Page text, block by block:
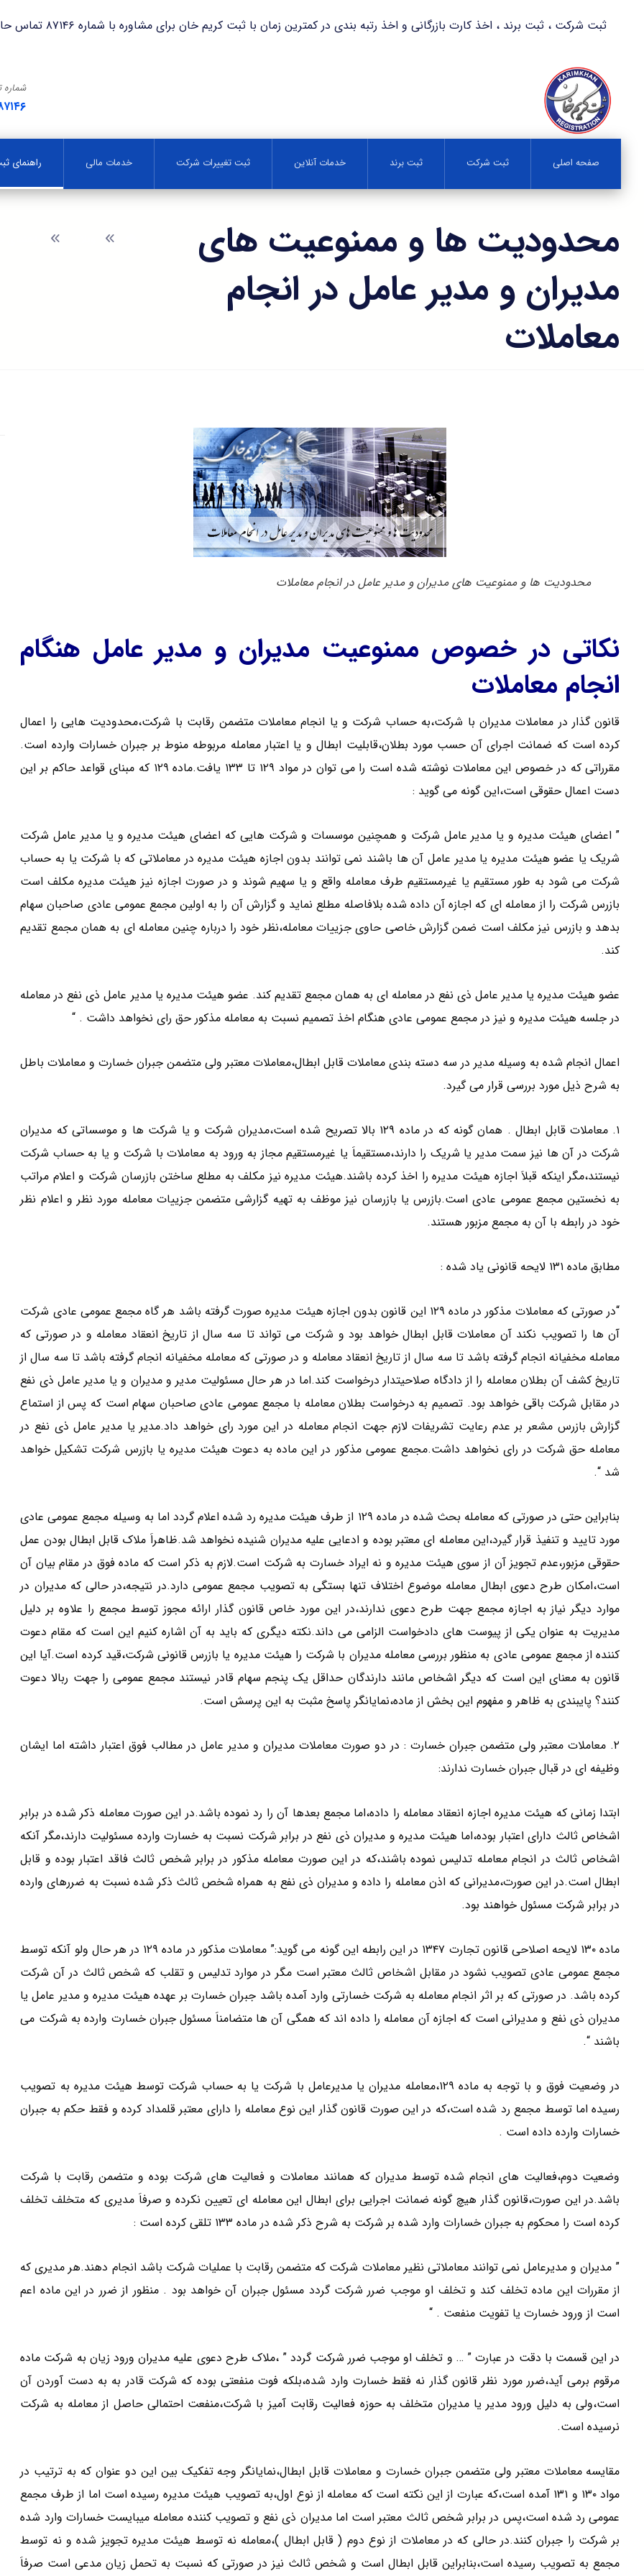
ثبت شرکت ، ثبت برند ، اخذ کارت بازرگانی و اخذ رتبه بندی در کمترین زمان با ثبت کریم خان برای مشاوره با شماره ۸۷۱۴۶ تماس حاصل فرمایید.
صفحه اصلی ثبت شرکت ثبت برند خدمات آنلاین ثبت تغییرات شرکت خدمات مالی راهنمای
محدودیت ها و ممنوعیت های
مدیران و مدیر عامل در انجام
معاملات
محدودیت ها و ممنوعیت های مدیران و مدیر عامل در انجام معاملات
نکاتی در خصوص ممنوعیت مدیران و مدیر عامل هنگام
انجام معاملات
قانون گذار در معاملات مدیران با شرکت،به حساب شرکت و یا انجام معاملات متضمن رقابت با شرکت،محدودیت هایی را اعمال
کرده است که ضمانت اجرای آن حسب مورد بطلان،قابلیت ابطال و یا اعتبار معامله مربوطه منوط بر جبران خسارات وارده است.
مقرراتی که در خصوص این معاملات نوشته شده است را می توان در مواد ۱۲۹ تا ۱۳۳ یافت.ماده ۱۲۹ که مبنای قواعد حاکم بر این
دست اعمال حقوقی است،این گونه می گوید :
” اعضای هیئت مدیره و یا مدیر عامل شرکت و همچنین موسسات و شرکت هایی که اعضای هیئت مدیره و یا مدیر عامل شرکت
شریک یا عضو هیئت مدیره یا مدیر عامل آن ها باشند نمی توانند بدون اجازه هیئت مدیره در معاملاتی که با شرکت یا به حساب
شرکت می شود به طور مستقیم یا غیرمستقیم طرف معامله واقع و یا سهیم شوند و در صورت اجازه نیز هیئت مدیره مکلف است
بازرس شرکت را از معامله ای که اجازه آن داده شده بلافاصله مطلع نماید و گزارش آن را به اولین مجمع عمومی عادی صاحبان سهام
بدهد و بازرس نیز مکلف است ضمن گزارش خاصی حاوی جزییات معامله،نظر خود را درباره چنین معامله ای به همان مجمع تقدیم
کند.
عضو هیئت مدیره یا مدیر عامل ذی نفع در معامله ای به همان مجمع تقدیم کند. عضو هیئت مدیره یا مدیر عامل ذی نفع در معامله
در جلسه هیئت مدیره و نیز در مجمع عمومی عادی هنگام اخذ تصمیم نسبت به معامله مذکور حق رای نخواهد داشت . “
اعمال انجام شده به وسیله مدیر در سه دسته بندی معاملات قابل ابطال،معاملات معتبر ولی متضمن جبران خسارت و معاملات باطل
به شرح ذیل مورد بررسی قرار می گیرد.
۱. معاملات قابل ابطال . همان گونه که در ماده ۱۲۹ بالا تصریح شده است،مدیران شرکت و یا شرکت ها و موسساتی که مدیران
شرکت در آن ها نیز سمت مدیر یا شریک را دارند،مستقیماَ یا غیرمستقیم مجاز به ورود به معاملات با شرکت و یا به حساب شرکت
نیستند،مگر اینکه قبلاَ اجازه هیئت مدیره را اخذ کرده باشند.هیئت مدیره نیز مکلف به مطلع ساختن بازرسان شرکت و اعلام مراتب
به نخستین مجمع عمومی عادی است.بازرس یا بازرسان نیز موظف به تهیه گزارشی متضمن جزییات معامله مورد نظر و اعلام نظر
خود در رابطه با آن به مجمع مزبور هستند.
مطابق ماده ۱۳۱ لایحه قانونی یاد شده :
“در صورتی که معاملات مذکور در ماده ۱۲۹ این قانون بدون اجازه هیئت مدیره صورت گرفته باشد هر گاه مجمع عمومی عادی شرکت
آن ها را تصویب نکند آن معاملات قابل ابطال خواهد بود و شرکت می تواند تا سه سال از تاریخ انعقاد معامله و در صورتی که
معامله مخفیانه انجام گرفته باشد تا سه سال از تاریخ انعقاد معامله و در صورتی که معامله مخفیانه انجام گرفته باشد تا سه سال از
تاریخ کشف آن بطلان معامله را از دادگاه صلاحیتدار درخواست کند.اما در هر حال مسئولیت مدیر و مدیران و یا مدیر عامل ذی نفع
در مقابل شرکت باقی خواهد بود. تصمیم به درخواست بطلان معامله با مجمع عمومی عادی صاحبان سهام است که پس از استماع
گزارش بازرس مشعر بر عدم رعایت تشریفات لازم جهت انجام معامله در این مورد رای خواهد داد.مدیر یا مدیر عامل ذی نفع در
معامله حق شرکت در رای نخواهد داشت.مجمع عمومی مذکور در این ماده به دعوت هیئت مدیره یا بازرس شرکت تشکیل خواهد
شد “.
بنابراین حتی در صورتی که معامله بحث شده در ماده ۱۲۹ از طرف هیئت مدیره رد شده اعلام گردد اما به وسیله مجمع عمومی عادی
مورد تایید و تنفیذ قرار گیرد،این معامله ای معتبر بوده و ادعایی علیه مدیران شنیده نخواهد شد.ظاهراَ ملاک قابل ابطال بودن عمل
حقوقی مزبور،عدم تجویز آن از سوی هیئت مدیره و نه ایراد خسارت به شرکت است.لازم به ذکر است که ماده فوق در مقام بیان آن
است،امکان طرح دعوی ابطال معامله موضوع اختلاف تنها بستگی به تصویب مجمع عمومی دارد.در نتیجه،در حالی که مدیران در
موارد دیگر نیاز به اجازه مجمع جهت طرح دعوی ندارند،در این مورد خاص قانون گذار ارائه مجوز توسط مجمع را علاوه بر دلیل
مدیریت به عنوان یکی از پیوست های دادخواست الزامی می داند.نکته دیگری که باید به آن اشاره کنیم این است که مقام دعوت
کننده از مجمع عمومی عادی به منظور بررسی معامله مدیران با شرکت را هیئت مدیره یا بازرس قانونی شرکت،قید کرده است.آیا این
قانون به معنای این است که دیگر اشخاص مانند دارندگان حداقل یک پنجم سهام قادر نیستند مجمع عمومی را جهت ربالا دعوت
کنند؟ پایبندی به ظاهر و مفهوم این بخش از ماده،نمایانگر پاسخ مثبت به این پرسش است.
۲. معاملات معتبر ولی متضمن جبران خسارت : در دو صورت معاملات مدیران و مدیر عامل در مطالب فوق اعتبار داشته اما ایشان
وظیفه ای در قبال جبران خسارت ندارند:
ابتدا زمانی که هیئت مدیره اجازه انعقاد معامله را داده،اما مجمع بعدها آن را رد نموده باشد.در این صورت معامله ذکر شده در برابر
اشخاص ثالث دارای اعتبار بوده،اما هیئت مدیره و مدیران ذی نفع در برابر شرکت نسبت به خسارت وارده مسئولیت دارند،مگر آنکه
اشخاص ثالث در انجام معامله تدلیس نموده باشند،که در این صورت معامله مذکور در برابر شخص ثالث فاقد اعتبار بوده و قابل
ابطال است.در این صورت،مدیرانی که اذن معامله را داده و مدیران ذی نفع به همراه شخص ثالث ذکر شده نسبت به ضررهای وارده
در برابر شرکت مسئول خواهند بود.
ماده ۱۳۰ لایحه اصلاحی قانون تجارت ۱۳۴۷ در این رابطه این گونه می گوید:” معاملات مذکور در ماده ۱۲۹ در هر حال ولو آنکه توسط
مجمع عمومی عادی تصویب نشود در مقابل اشخاص ثالث معتبر است مگر در موارد تدلیس و تقلب که شخص ثالث در آن شرکت
کرده باشد. در صورتی که بر اثر انجام معامله به شرکت خسارتی وارد آمده باشد جبران خسارت بر عهده هیئت مدیره و مدیر عامل یا
مدیران ذی نفع و مدیرانی است که اجازه آن معامله را داده اند که همگی آن ها متضامناَ مسئول جبران خسارت وارده به شرکت می
باشند “.
در وضعیت فوق و با توجه به ماده ۱۲۹،معامله مدیران یا مدیرعامل با شرکت یا به حساب شرکت توسط هیئت مدیره به تصویب
رسیده اما توسط مجمع رد شده است،که در این صورت قانون گذار این نوع معامله را دارای معتبر قلمداد کرده و فقط حکم به جبران
خسارات وارده داده است .
وضعیت دوم،فعالیت های انجام شده توسط مدیران که همانند معاملات و فعالیت های شرکت بوده و متضمن رقابت با شرکت
باشد.در این صورت،قانون گذار هیچ گونه ضمانت اجرایی برای ابطال این معامله ای تعیین نکرده و صرفاَ مدیری که متخلف تخلف
کرده است را محکوم به جبران خسارات وارد شده بر شرکت به شرح ذکر شده در ماده ۱۳۳ تلقی کرده است :
” مدیران و مدیرعامل نمی توانند معاملاتی نظیر معاملات شرکت که متضمن رقابت با عملیات شرکت باشد انجام دهند.هر مدیری که
از مقررات این ماده تخلف کند و تخلف او موجب ضرر شرکت گردد مسئول جبران آن خواهد بود . منظور از ضرر در این ماده اعم
است از ورود خسارت یا تفویت منفعت . “
در این قسمت با دقت در عبارت ” … و تخلف او موجب ضرر شرکت گردد ” ،ملاک طرح دعوی علیه مدیران ورود زیان به شرکت ماده
مرقوم برمی آید،ضرر مورد نظر قانون گذار نه فقط خسارت وارد شده،بلکه فوت منفعتی بوده که شرکت قادر به به دست آوردن آن
است،ولی به دلیل ورود مدیر یا مدیران متخلف به حوزه فعالیت رقابت آمیز با شرکت،منفعت احتمالی حاصل از معامله به شرکت
نرسیده است.
مقایسه معاملات معتبر ولی متضمن جبران خسارت و معاملات قابل ابطال،نمایانگر وجه تفکیک بین این دو عنوان که به ترتیب در
مواد ۱۳۰ و ۱۳۱ آمده است،که عبارت از این نکته است که معامله از نوع اول،به تصویب هیئت مدیره رسیده است اما از طرف مجمع
عمومی رد شده است،پس در برابر شخص ثالث معتبر است اما مدیران ذی نفع و تصویب کننده معامله میبایست خسارات وارد شده
بر شرکت را جبران کنند.در حالی که در معاملات از نوع دوم ( قابل ابطال )،معامله نه توسط هیئت مدیره تجویز شده و نه توسط
مجمع به تصویب رسیده است،بنابراین قابل ابطال است و شخص ثالث نیز در صورتی که نسبت به تحمل زیان مدعی است صرفاَ